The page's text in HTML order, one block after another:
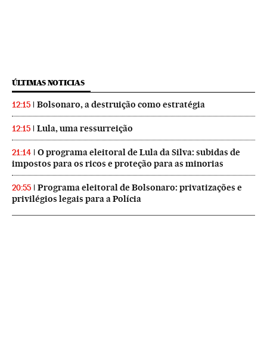
ÚLTIMAS NOTICIAS
12:15 Bolsonaro, a destruição como estratégia
12:15 Lula, uma ressurreição
21:14
O programa eleitoral de Lula da Silva: subidas de
impostos para os ricos e proteção para as minorias
20:55
Programa eleitoral de Bolsonaro: privatizações e
privilégios legais para a Polícia